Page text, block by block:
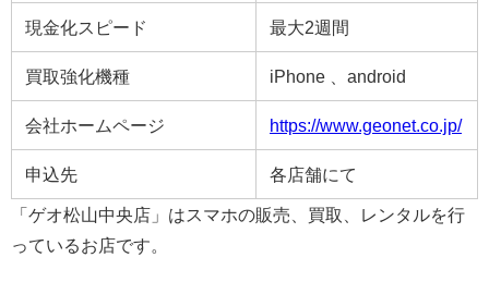
現金化スピード 最大2週間
買取強化機種 iPhone 、android
会社ホームページ https://www.geonet.co.jp/
申込先 各店舗にて
「ゲオ松山中央店」はスマホの販売、買取、レンタルを行
っているお店です。